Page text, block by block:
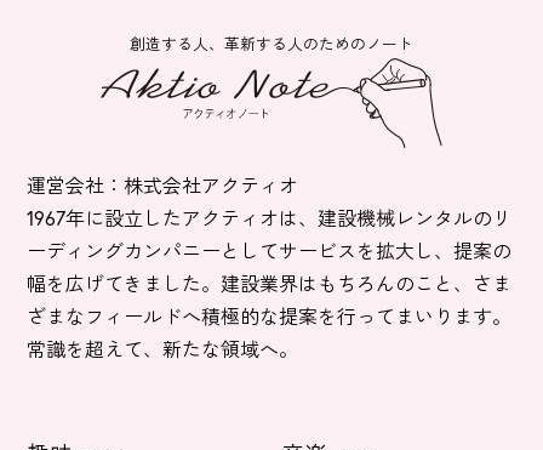
創造する人、革新する人のためのノート
運営会社：株式会社アクティオ
1967年に設立したアクティオは、建設機械レンタルのリ
ーディングカンパニーとしてサービスを拡大し、提案の
幅を広げてきました。建設業界はもちろんのこと、さま
ざまなフィールドへ積極的な提案を行ってまいります。
常識を超えて、新たな領域へ。